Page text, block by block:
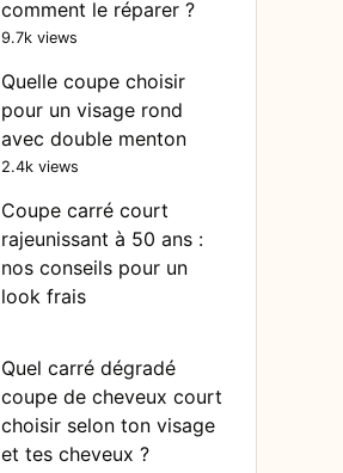
comment le réparer ?
9.7k views
Quelle coupe choisir
pour un visage rond
avec double menton
2.4k views
Coupe carré court
rajeunissant à 50 ans :
nos conseils pour un
look frais
Quel carré dégradé
coupe de cheveux court
choisir selon ton visage
et tes cheveux ?